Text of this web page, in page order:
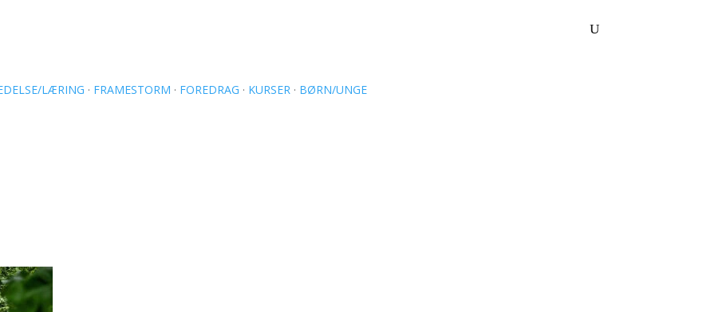
LÆRING · FRAMESTORM · FOREDRAG · KURSER · BØRN/UNGE